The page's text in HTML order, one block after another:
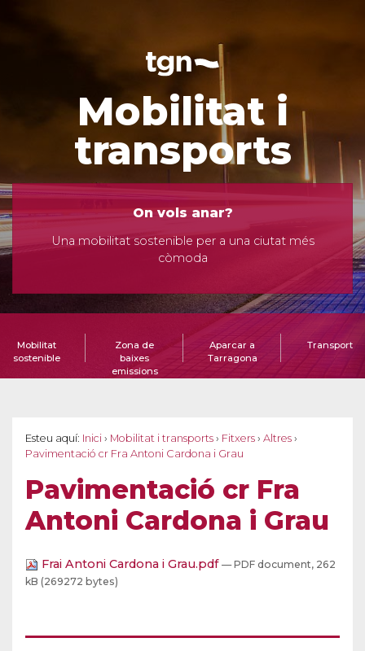
Mobilitat i
transports
On vols anar?
Una mobilitat sostenible per a una ciutat més
còmoda
Mobilitat
sostenible
Zona de
baixes
emissions
Aparcar a
Tarragona
Transport
Esteu aquí: Inici › Mobilitat i transports › Fitxers › Altres ›
Pavimentació cr Fra Antoni Cardona i Grau
Pavimentació cr Fra
Antoni Cardona i Grau
Frai Antoni Cardona i Grau.pdf — PDF document, 262
kB (269272 bytes)